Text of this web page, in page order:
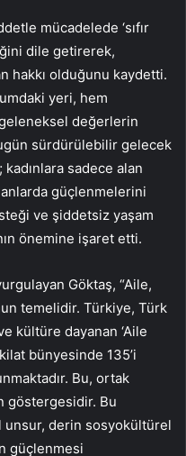
mücadelede ‘sıfır
dile getirerek,
hakkı olduğunu kaydetti.
yeri, hem
değerlerin
sürdürülebilir gelecek
kadınlara sadece alan
güçlenmelerini
ve şiddetsiz yaşam
önemine işaret etti.
Göktaş, “Aile,
temelidir. Türkiye, Türk
kültüre dayanan ‘Aile
bünyesinde 135’i
Bu, ortak
göstergesidir. Bu
unsur, derin sosyokültürel
güçlenmesi